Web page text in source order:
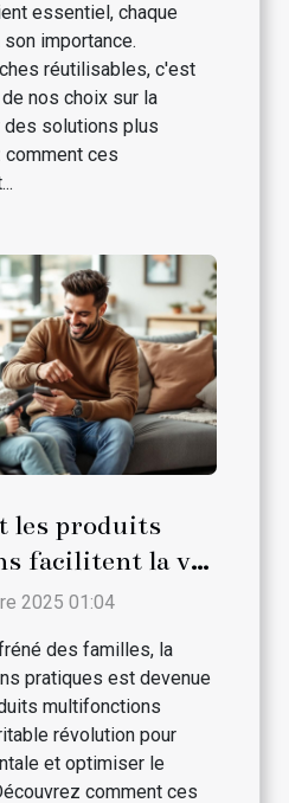
essentiel, chaque
importance.
réutilisables, c'est
nos choix sur la
solutions plus
comment ces
les produits
facilitent la vie
?
2025 01:04
des familles, la
pratiques est devenue
multifonctions
révolution pour
et optimiser le
comment ces